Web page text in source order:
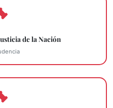
de la Nación